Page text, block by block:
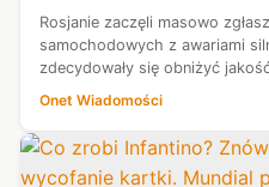
Rosjanie zaczęli masowo
samochodowych z awariami
zdecydowały się obniżyć
Onet Wiadomości